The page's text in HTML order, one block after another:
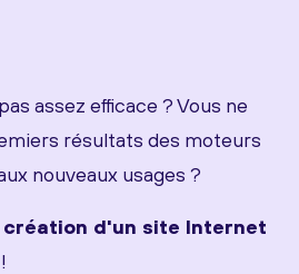
assez efficace ? Vous ne
résultats des moteurs
nouveaux usages ?
d'un site Internet
!